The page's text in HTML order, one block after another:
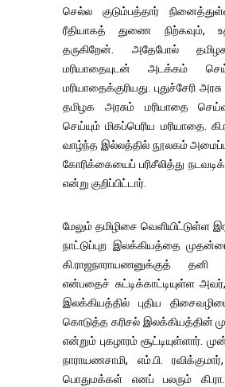
செல்ல குடும்பத்தார்
ரீதியாகத் துணை நிற்கவும்,
தருகிறேன். அதேபோல்
மரியாதையுடன் அடக்கம்
மரியாதைக்குரியது. புதுச்சேரி
தமிழக அரசும் மரியாதை
செய்யும் மிகப்பெரிய மரியாதை.
வாழ்ந்த இல்லத்தில் நூலகம்
கோரிக்கையைப் பரிசீலித்து
என்று குறிப்பிட்டார்.
மேலும் தமிழிசை வெளியிட்டுள்ள
நாட்டுப்புற இலக்கியத்தை
கி.ராஜநாராயணனுக்குத்
என்பதைச் சுட்டிக்காட்டியுள்ள
இலக்கியத்தில் புதிய
கொடுத்த கரிசல் இலக்கியத்தின்
என்றும் புகழாரம் சூட்டியுள்ளார்.
நாராயணசாமி, எம்.பி.
பொதுமக்கள் எனப் பலரும்